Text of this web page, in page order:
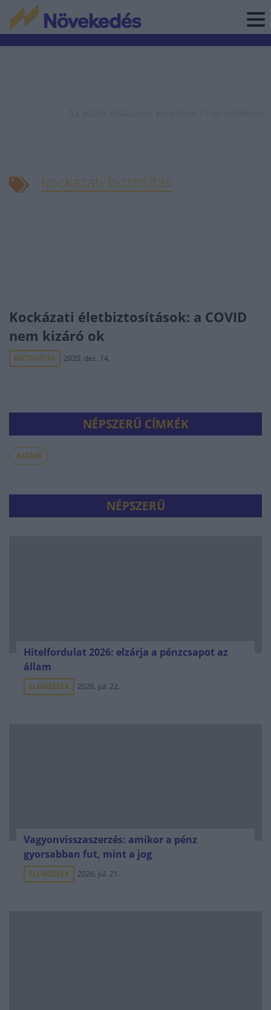
kockázati biztosítás
Kockázati életbiztosítások: a COVID
nem kizáró ok
BIZTOSÍTÁS 2020. dec. 14.
NÉPSZERŰ CÍMKÉK
#MNB
NÉPSZERŰ
Hitelfordulat 2026: elzárja a pénzcsapot az
állam
ELEMZÉSEK 2026. júl. 22.
Vagyonvisszaszerzés: amikor a pénz
gyorsabban fut, mint a jog
ELEMZÉSEK 2026. júl. 21.